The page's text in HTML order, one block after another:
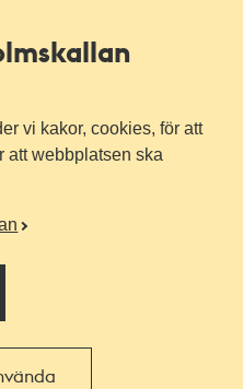
vi kakor, cookies, för att
att webbplatsen ska